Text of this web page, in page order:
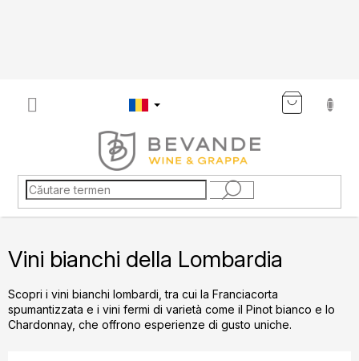
COŞ
Vini bianchi della Lombardia
Scopri i vini bianchi lombardi, tra cui la Franciacorta
spumantizzata e i vini fermi di varietà come il Pinot bianco e lo
Chardonnay, che offrono esperienze di gusto uniche.